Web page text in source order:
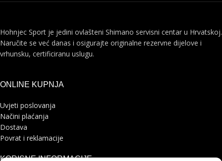
Hohnjec Sport je jedini ovlašteni Shimano servisni centar u Hrvatskoj.
Naručite se već danas i osigurajte originalne rezervne dijelove i
vrhunsku, certificiranu uslugu.
ONLINE KUPNJA
Uvjeti poslovanja
Načini plaćanja
Dostava
Povrat i reklamacije
KORISNE INFORMACIJE